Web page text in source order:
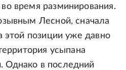
время разминирования.
Лесной, сначала
этой позиции уже давно
усыпана
в последний